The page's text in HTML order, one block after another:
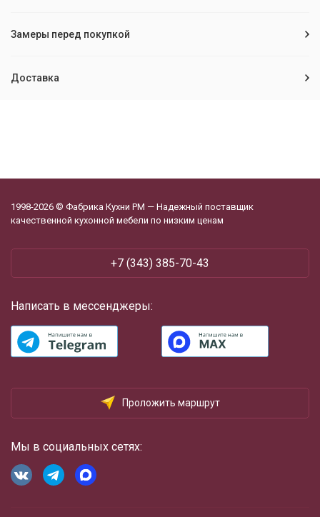
Замеры перед покупкой
Доставка
1998-2026 © Фабрика Кухни РМ — Надежный поставщик
качественной кухонной мебели по низким ценам
+7 (343) 385-70-43
Написать в мессенджеры:
Проложить маршрут
Мы в социальных сетях: